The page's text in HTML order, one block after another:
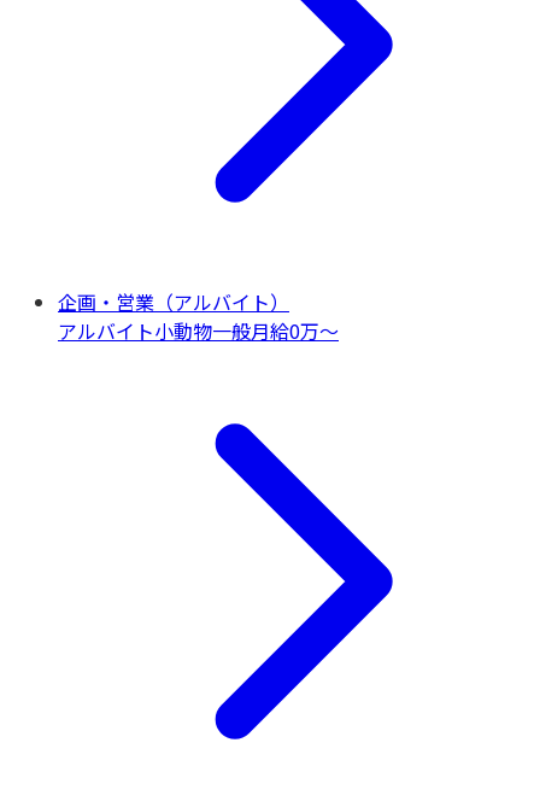
企画・営業（アルバイト）
アルバイト小動物一般月給0万〜